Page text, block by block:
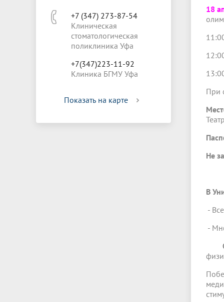
+7 (347) 273-87-54
Клиническая
стоматологическая
поликлиника Уфа
+7(347)223-11-92
Клиника БГМУ Уфа
Показать на карте
18
При
Не
В
-
-